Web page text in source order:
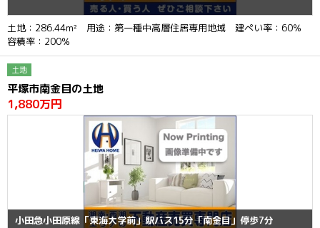
土地：286.44m² 用途：第一種中高層住居専用地域 建ぺい率：60％
容積率：200％
土地
平塚市南金目の土地
1,880万円
小田急小田原線「東海大学前」駅バス15分「南金目」停歩7分